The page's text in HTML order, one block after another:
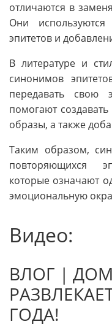
отличаются в
Они
эпитетов и
В литературе и
синонимов
передавать свою
помогают
образы, а также
Таким образом,
повторяющихся
которые означают
эмоциональную
Видео:
ВЛОГ |
ГОДА!